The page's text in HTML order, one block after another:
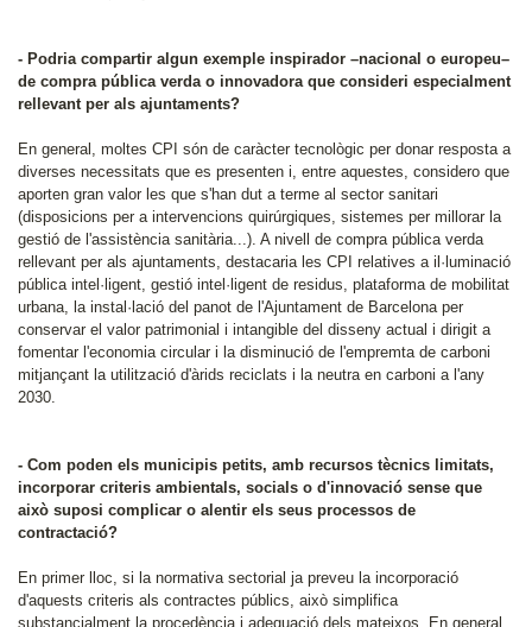
- Podria compartir algun exemple inspirador –nacional o europeu–
de compra pública verda o innovadora que consideri especialment
rellevant per als ajuntaments?
En general, moltes CPI són de caràcter tecnològic per donar resposta a
diverses necessitats que es presenten i, entre aquestes, considero que
aporten gran valor les que s'han dut a terme al sector sanitari
(disposicions per a intervencions quirúrgiques, sistemes per millorar la
gestió de l'assistència sanitària...). A nivell de compra pública verda
rellevant per als ajuntaments, destacaria les CPI relatives a il·luminació
pública intel·ligent, gestió intel·ligent de residus, plataforma de mobilitat
urbana, la instal·lació del panot de l'Ajuntament de Barcelona per
conservar el valor patrimonial i intangible del disseny actual i dirigit a
fomentar l'economia circular i la disminució de l'empremta de carboni
mitjançant la utilització d'àrids reciclats i la neutra en carboni a l'any
2030.
- Com poden els municipis petits, amb recursos tècnics limitats,
incorporar criteris ambientals, socials o d'innovació sense que
això suposi complicar o alentir els seus processos de
contractació?
En primer lloc, si la normativa sectorial ja preveu la incorporació
d'aquests criteris als contractes públics, això simplifica
substancialment la procedència i adequació dels mateixos. En general,